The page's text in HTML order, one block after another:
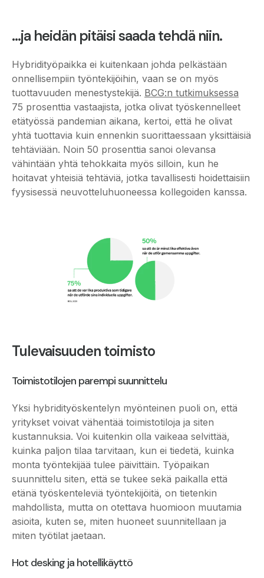
…ja heidän pitäisi saada tehdä niin.
Hybridityöpaikka ei kuitenkaan johda pelkästään
onnellisempiin työntekijöihin, vaan se on myös
tuottavuuden menestystekijä. BCG:n tutkimuksessa
75 prosenttia vastaajista, jotka olivat työskennelleet
etätyössä pandemian aikana, kertoi, että he olivat
yhtä tuottavia kuin ennenkin suorittaessaan yksittäisiä
tehtäviään. Noin 50 prosenttia sanoi olevansa
vähintään yhtä tehokkaita myös silloin, kun he
hoitavat yhteisiä tehtäviä, jotka tavallisesti hoidettaisiin
fyysisessä neuvotteluhuoneessa kollegoiden kanssa.
Tulevaisuuden toimisto
Toimistotilojen parempi suunnittelu
Yksi hybridityöskentelyn myönteinen puoli on, että
yritykset voivat vähentää toimistotiloja ja siten
kustannuksia. Voi kuitenkin olla vaikeaa selvittää,
kuinka paljon tilaa tarvitaan, kun ei tiedetä, kuinka
monta työntekijää tulee päivittäin. Työpaikan
suunnittelu siten, että se tukee sekä paikalla että
etänä työskenteleviä työntekijöitä, on tietenkin
mahdollista, mutta on otettava huomioon muutamia
asioita, kuten se, miten huoneet suunnitellaan ja
miten työtilat jaetaan.
Hot desking ja hotellikäyttö